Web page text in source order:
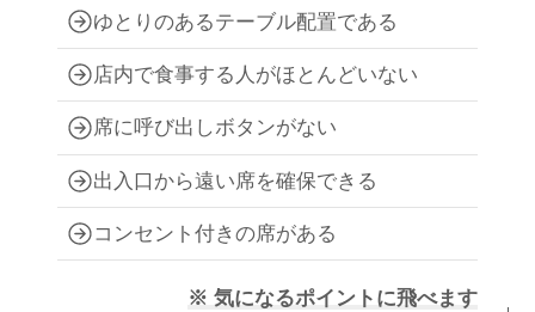
ゆとりのあるテーブル配置である
店内で食事する人がほとんどいない
席に呼び出しボタンがない
出入口から遠い席を確保できる
コンセント付きの席がある
※ 気になるポイントに飛べます